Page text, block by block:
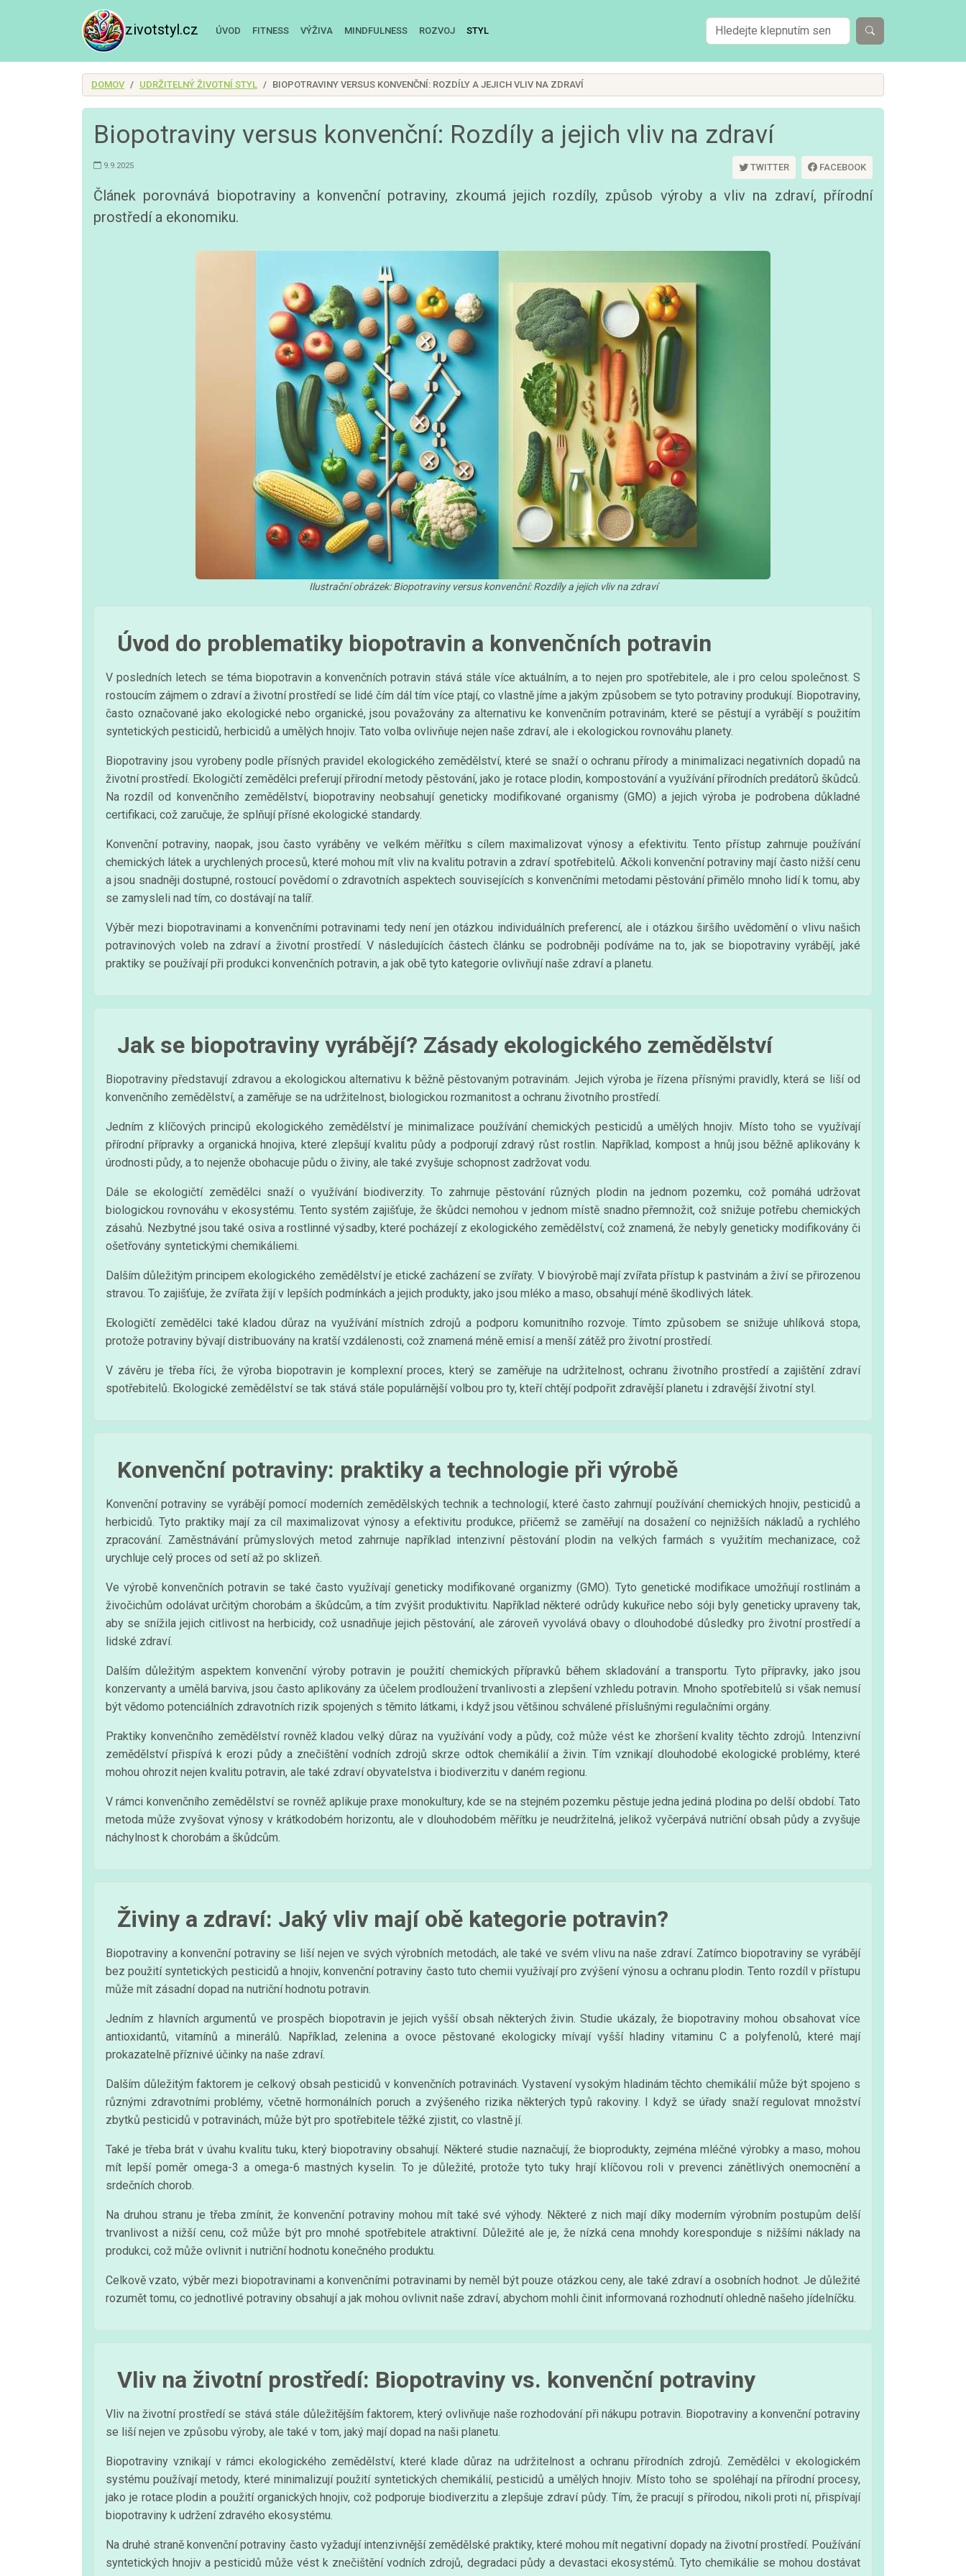
zivotstyl.cz ÚVOD FITNESS VÝŽIVA MINDFULNESS ROZVOJ STYL
DOMOV UDRŽITELNÝ ŽIVOTNÍ STYL BIOPOTRAVINY VERSUS KONVENČNÍ: ROZDÍLY A JEJICH VLIV NA ZDRAVÍ
Biopotraviny versus konvenční: Rozdíly a jejich vliv na zdraví
9.9.2025 TWITTER FACEBOOK
Článek porovnává biopotraviny a konvenční potraviny, zkoumá jejich rozdíly, způsob výroby a vliv na zdraví, přírodní
prostředí a ekonomiku.
Ilustrační obrázek: Biopotraviny versus konvenční: Rozdíly a jejich vliv na zdraví
Úvod do problematiky biopotravin a konvenčních potravin
V posledních letech se téma biopotravin a konvenčních potravin stává stále více aktuálním, a to nejen pro spotřebitele, ale i pro celou společnost. S
rostoucím zájmem o zdraví a životní prostředí se lidé čím dál tím více ptají, co vlastně jíme a jakým způsobem se tyto potraviny produkují. Biopotraviny,
často označované jako ekologické nebo organické, jsou považovány za alternativu ke konvenčním potravinám, které se pěstují a vyrábějí s použitím
syntetických pesticidů, herbicidů a umělých hnojiv. Tato volba ovlivňuje nejen naše zdraví, ale i ekologickou rovnováhu planety.
Biopotraviny jsou vyrobeny podle přísných pravidel ekologického zemědělství, které se snaží o ochranu přírody a minimalizaci negativních dopadů na
životní prostředí. Ekologičtí zemědělci preferují přírodní metody pěstování, jako je rotace plodin, kompostování a využívání přírodních predátorů škůdců.
Na rozdíl od konvenčního zemědělství, biopotraviny neobsahují geneticky modifikované organismy (GMO) a jejich výroba je podrobena důkladné
certifikaci, což zaručuje, že splňují přísné ekologické standardy.
Konvenční potraviny, naopak, jsou často vyráběny ve velkém měřítku s cílem maximalizovat výnosy a efektivitu. Tento přístup zahrnuje používání
chemických látek a urychlených procesů, které mohou mít vliv na kvalitu potravin a zdraví spotřebitelů. Ačkoli konvenční potraviny mají často nižší cenu
a jsou snadněji dostupné, rostoucí povědomí o zdravotních aspektech souvisejících s konvenčními metodami pěstování přimělo mnoho lidí k tomu, aby
se zamysleli nad tím, co dostávají na talíř.
Výběr mezi biopotravinami a konvenčními potravinami tedy není jen otázkou individuálních preferencí, ale i otázkou širšího uvědomění o vlivu našich
potravinových voleb na zdraví a životní prostředí. V následujících částech článku se podrobněji podíváme na to, jak se biopotraviny vyrábějí, jaké
praktiky se používají při produkci konvenčních potravin, a jak obě tyto kategorie ovlivňují naše zdraví a planetu.
Jak se biopotraviny vyrábějí? Zásady ekologického zemědělství
Biopotraviny představují zdravou a ekologickou alternativu k běžně pěstovaným potravinám. Jejich výroba je řízena přísnými pravidly, která se liší od
konvenčního zemědělství, a zaměřuje se na udržitelnost, biologickou rozmanitost a ochranu životního prostředí.
Jedním z klíčových principů ekologického zemědělství je minimalizace používání chemických pesticidů a umělých hnojiv. Místo toho se využívají
přírodní přípravky a organická hnojiva, které zlepšují kvalitu půdy a podporují zdravý růst rostlin. Například, kompost a hnůj jsou běžně aplikovány k
úrodnosti půdy, a to nejenže obohacuje půdu o živiny, ale také zvyšuje schopnost zadržovat vodu.
Dále se ekologičtí zemědělci snaží o využívání biodiverzity. To zahrnuje pěstování různých plodin na jednom pozemku, což pomáhá udržovat
biologickou rovnováhu v ekosystému. Tento systém zajišťuje, že škůdci nemohou v jednom místě snadno přemnožit, což snižuje potřebu chemických
zásahů. Nezbytné jsou také osiva a rostlinné výsadby, které pocházejí z ekologického zemědělství, což znamená, že nebyly geneticky modifikovány či
ošetřovány syntetickými chemikáliemi.
Dalším důležitým principem ekologického zemědělství je etické zacházení se zvířaty. V biovýrobě mají zvířata přístup k pastvinám a živí se přirozenou
stravou. To zajišťuje, že zvířata žijí v lepších podmínkách a jejich produkty, jako jsou mléko a maso, obsahují méně škodlivých látek.
Ekologičtí zemědělci také kladou důraz na využívání místních zdrojů a podporu komunitního rozvoje. Tímto způsobem se snižuje uhlíková stopa,
protože potraviny bývají distribuovány na kratší vzdálenosti, což znamená méně emisí a menší zátěž pro životní prostředí.
V závěru je třeba říci, že výroba biopotravin je komplexní proces, který se zaměřuje na udržitelnost, ochranu životního prostředí a zajištění zdraví
spotřebitelů. Ekologické zemědělství se tak stává stále populárnější volbou pro ty, kteří chtějí podpořit zdravější planetu i zdravější životní styl.
Konvenční potraviny: praktiky a technologie při výrobě
Konvenční potraviny se vyrábějí pomocí moderních zemědělských technik a technologií, které často zahrnují používání chemických hnojiv, pesticidů a
herbicidů. Tyto praktiky mají za cíl maximalizovat výnosy a efektivitu produkce, přičemž se zaměřují na dosažení co nejnižších nákladů a rychlého
zpracování. Zaměstnávání průmyslových metod zahrnuje například intenzivní pěstování plodin na velkých farmách s využitím mechanizace, což
urychluje celý proces od setí až po sklizeň.
Ve výrobě konvenčních potravin se také často využívají geneticky modifikované organizmy (GMO). Tyto genetické modifikace umožňují rostlinám a
živočichům odolávat určitým chorobám a škůdcům, a tím zvýšit produktivitu. Například některé odrůdy kukuřice nebo sóji byly geneticky upraveny tak,
aby se snížila jejich citlivost na herbicidy, což usnadňuje jejich pěstování, ale zároveň vyvolává obavy o dlouhodobé důsledky pro životní prostředí a
lidské zdraví.
Dalším důležitým aspektem konvenční výroby potravin je použití chemických přípravků během skladování a transportu. Tyto přípravky, jako jsou
konzervanty a umělá barviva, jsou často aplikovány za účelem prodloužení trvanlivosti a zlepšení vzhledu potravin. Mnoho spotřebitelů si však nemusí
být vědomo potenciálních zdravotních rizik spojených s těmito látkami, i když jsou většinou schválené příslušnými regulačními orgány.
Praktiky konvenčního zemědělství rovněž kladou velký důraz na využívání vody a půdy, což může vést ke zhoršení kvality těchto zdrojů. Intenzivní
zemědělství přispívá k erozi půdy a znečištění vodních zdrojů skrze odtok chemikálií a živin. Tím vznikají dlouhodobé ekologické problémy, které
mohou ohrozit nejen kvalitu potravin, ale také zdraví obyvatelstva i biodiverzitu v daném regionu.
V rámci konvenčního zemědělství se rovněž aplikuje praxe monokultury, kde se na stejném pozemku pěstuje jedna jediná plodina po delší období. Tato
metoda může zvyšovat výnosy v krátkodobém horizontu, ale v dlouhodobém měřítku je neudržitelná, jelikož vyčerpává nutriční obsah půdy a zvyšuje
náchylnost k chorobám a škůdcům.
Živiny a zdraví: Jaký vliv mají obě kategorie potravin?
Biopotraviny a konvenční potraviny se liší nejen ve svých výrobních metodách, ale také ve svém vlivu na naše zdraví. Zatímco biopotraviny se vyrábějí
bez použití syntetických pesticidů a hnojiv, konvenční potraviny často tuto chemii využívají pro zvýšení výnosu a ochranu plodin. Tento rozdíl v přístupu
může mít zásadní dopad na nutriční hodnotu potravin.
Jedním z hlavních argumentů ve prospěch biopotravin je jejich vyšší obsah některých živin. Studie ukázaly, že biopotraviny mohou obsahovat více
antioxidantů, vitamínů a minerálů. Například, zelenina a ovoce pěstované ekologicky mívají vyšší hladiny vitaminu C a polyfenolů, které mají
prokazatelně příznivé účinky na naše zdraví.
Dalším důležitým faktorem je celkový obsah pesticidů v konvenčních potravinách. Vystavení vysokým hladinám těchto chemikálií může být spojeno s
různými zdravotními problémy, včetně hormonálních poruch a zvýšeného rizika některých typů rakoviny. I když se úřady snaží regulovat množství
zbytků pesticidů v potravinách, může být pro spotřebitele těžké zjistit, co vlastně jí.
Také je třeba brát v úvahu kvalitu tuku, který biopotraviny obsahují. Některé studie naznačují, že bioprodukty, zejména mléčné výrobky a maso, mohou
mít lepší poměr omega-3 a omega-6 mastných kyselin. To je důležité, protože tyto tuky hrají klíčovou roli v prevenci zánětlivých onemocnění a
srdečních chorob.
Na druhou stranu je třeba zmínit, že konvenční potraviny mohou mít také své výhody. Některé z nich mají díky moderním výrobním postupům delší
trvanlivost a nižší cenu, což může být pro mnohé spotřebitele atraktivní. Důležité ale je, že nízká cena mnohdy koresponduje s nižšími náklady na
produkci, což může ovlivnit i nutriční hodnotu konečného produktu.
Celkově vzato, výběr mezi biopotravinami a konvenčními potravinami by neměl být pouze otázkou ceny, ale také zdraví a osobních hodnot. Je důležité
rozumět tomu, co jednotlivé potraviny obsahují a jak mohou ovlivnit naše zdraví, abychom mohli činit informovaná rozhodnutí ohledně našeho jídelníčku.
Vliv na životní prostředí: Biopotraviny vs. konvenční potraviny
Vliv na životní prostředí se stává stále důležitějším faktorem, který ovlivňuje naše rozhodování při nákupu potravin. Biopotraviny a konvenční potraviny
se liší nejen ve způsobu výroby, ale také v tom, jaký mají dopad na naši planetu.
Biopotraviny vznikají v rámci ekologického zemědělství, které klade důraz na udržitelnost a ochranu přírodních zdrojů. Zemědělci v ekologickém
systému používají metody, které minimalizují použití syntetických chemikálií, pesticidů a umělých hnojiv. Místo toho se spoléhají na přírodní procesy,
jako je rotace plodin a použití organických hnojiv, což podporuje biodiverzitu a zlepšuje zdraví půdy. Tím, že pracují s přírodou, nikoli proti ní, přispívají
biopotraviny k udržení zdravého ekosystému.
Na druhé straně konvenční potraviny často vyžadují intenzivnější zemědělské praktiky, které mohou mít negativní dopady na životní prostředí. Používání
syntetických hnojiv a pesticidů může vést k znečištění vodních zdrojů, degradaci půdy a devastaci ekosystémů. Tyto chemikálie se mohou dostávat